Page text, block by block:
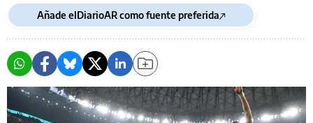
Añade elDiarioAR como fuente preferida